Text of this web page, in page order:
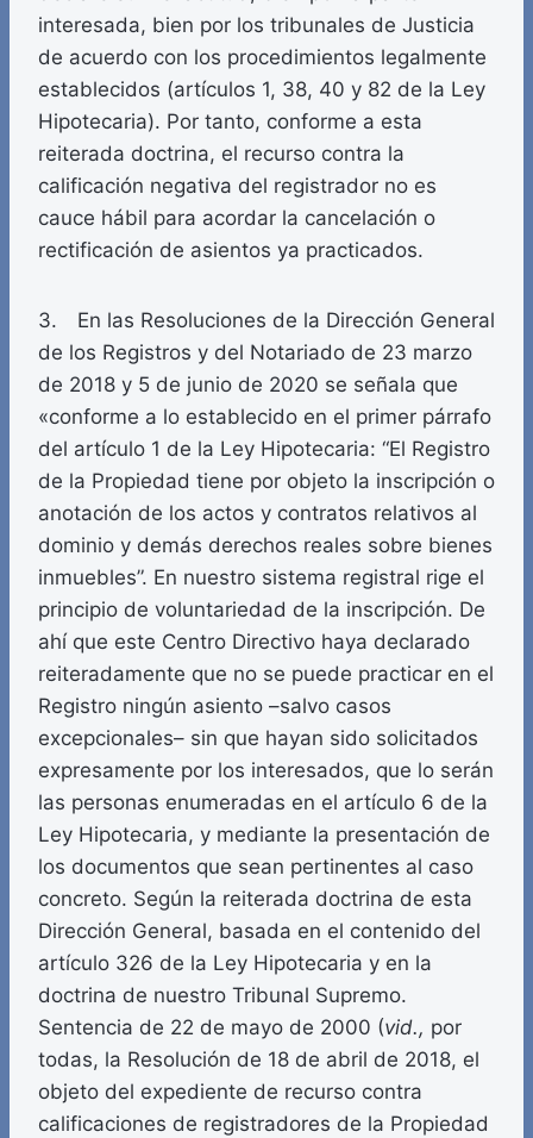
interesada, bien por los tribunales de Justicia
de acuerdo con los procedimientos legalmente
establecidos (artículos 1, 38, 40 y 82 de la Ley
Hipotecaria). Por tanto, conforme a esta
reiterada doctrina, el recurso contra la
calificación negativa del registrador no es
cauce hábil para acordar la cancelación o
rectificación de asientos ya practicados.
3. En las Resoluciones de la Dirección General
de los Registros y del Notariado de 23 marzo
de 2018 y 5 de junio de 2020 se señala que
«conforme a lo establecido en el primer párrafo
del artículo 1 de la Ley Hipotecaria: “El Registro
de la Propiedad tiene por objeto la inscripción o
anotación de los actos y contratos relativos al
dominio y demás derechos reales sobre bienes
inmuebles”. En nuestro sistema registral rige el
principio de voluntariedad de la inscripción. De
ahí que este Centro Directivo haya declarado
reiteradamente que no se puede practicar en el
Registro ningún asiento –salvo casos
excepcionales– sin que hayan sido solicitados
expresamente por los interesados, que lo serán
las personas enumeradas en el artículo 6 de la
Ley Hipotecaria, y mediante la presentación de
los documentos que sean pertinentes al caso
concreto. Según la reiterada doctrina de esta
Dirección General, basada en el contenido del
artículo 326 de la Ley Hipotecaria y en la
doctrina de nuestro Tribunal Supremo.
Sentencia de 22 de mayo de 2000 (vid., por
todas, la Resolución de 18 de abril de 2018, el
objeto del expediente de recurso contra
calificaciones de registradores de la Propiedad